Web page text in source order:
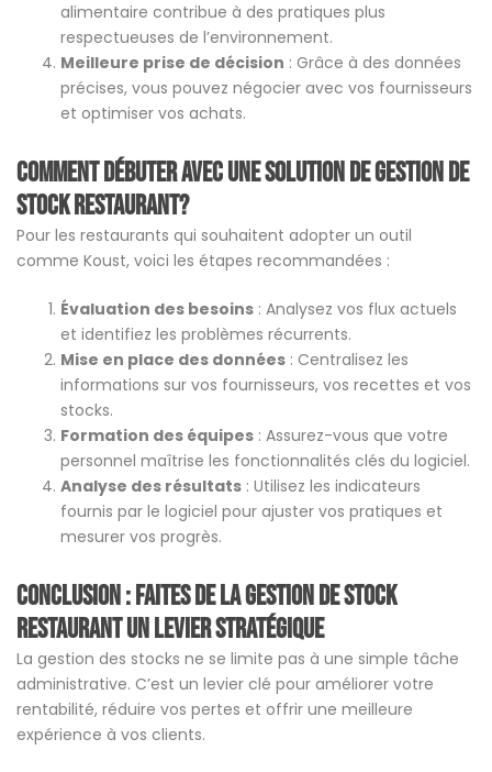
alimentaire contribue à des pratiques plus
respectueuses de l’environnement.
Meilleure prise de décision : Grâce à des données
précises, vous pouvez négocier avec vos fournisseurs
et optimiser vos achats.
Comment débuter avec une solution de gestion de
stock restaurant?
Pour les restaurants qui souhaitent adopter un outil
comme Koust, voici les étapes recommandées :
Évaluation des besoins : Analysez vos flux actuels
et identifiez les problèmes récurrents.
Mise en place des données : Centralisez les
informations sur vos fournisseurs, vos recettes et vos
stocks.
Formation des équipes : Assurez-vous que votre
personnel maîtrise les fonctionnalités clés du logiciel.
Analyse des résultats : Utilisez les indicateurs
fournis par le logiciel pour ajuster vos pratiques et
mesurer vos progrès.
Conclusion : Faites de la gestion de stock
restaurant un levier stratégique
La gestion des stocks ne se limite pas à une simple tâche
administrative. C’est un levier clé pour améliorer votre
rentabilité, réduire vos pertes et offrir une meilleure
expérience à vos clients.